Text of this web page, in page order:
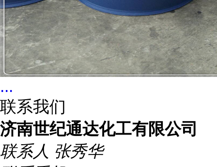
...
联系我们
济南世纪通达化工有限公司
联系人 张秀华